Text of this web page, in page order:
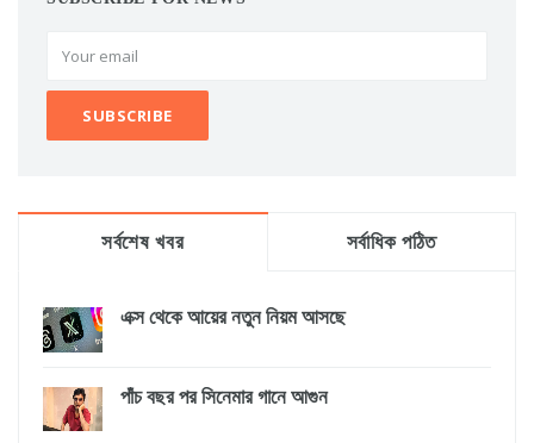
সর্বশেষ খবর সর্বাধিক পঠিত
এক্স থেকে আয়ের নতুন নিয়ম আসছে
পাঁচ বছর পর সিনেমার গানে আগুন